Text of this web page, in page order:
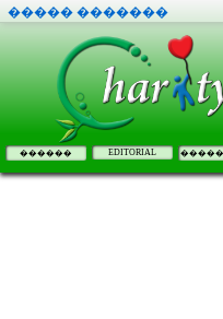
����� �������
������ EDITORIAL